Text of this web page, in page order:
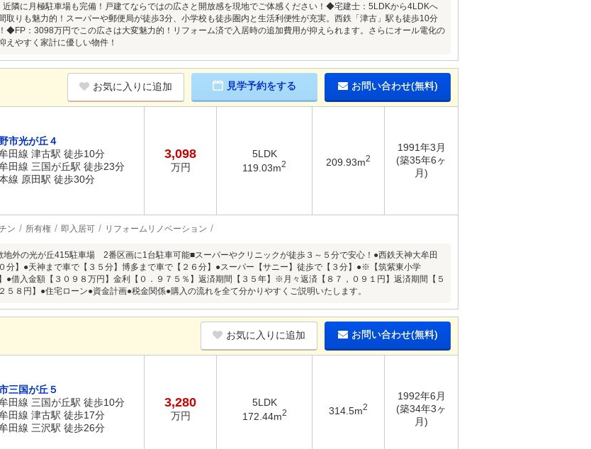
隣に月極駐車場も完備！戸建てならではの広さと開放感を現地でご体感ください！◆宅建士：5LDKから4LDKへ
取りも魅力的！スーパーや郵便局が徒歩3分、小学校も徒歩圏内と生活利便性が充実。西鉄「津古」駅も徒歩10分
◆FP：3098万円でこの広さは大変魅力的！リフォーム済で入居時の追加費用が抑えられます。さらにオール電化の
えやすく家計に優しい物件！
お気に入りに追加 見学予約をする お問い合わせ(無料)
市光が丘４
田線 津古駅 徒歩10分
田線 三国が丘駅 徒歩23分
線 原田駅 徒歩30分
3,098
万円
5LDK
119.03m2 209.93m2
1991年3月
(築35年6ヶ
月)
ン 所有権 即入居可 リフォームリノベーション
地外の光が丘415駐車場 2番区画に1台駐車可能■スーパーやクリニックが徒歩３～５分で安心！●西鉄天神大牟田
】●天神まで車で【３５分】博多まで車で【２６分】●スーパー【サニー】徒歩で【３分】●※【筑紫東小学
入金額【３０９８万円】金利【０．９７５％】返済期間【３５年】※月々返済【８７，０９１円】返済期間【５
５８円】●住宅ローン●資金計画●税金関係●購入の流れを全て分かりやすくご説明いたします。
お気に入りに追加 お問い合わせ(無料)
三国が丘５
田線 三国が丘駅 徒歩10分
田線 津古駅 徒歩17分
田線 三沢駅 徒歩26分
3,280
万円
5LDK
172.44m2 314.5m2
1992年6月
(築34年3ヶ
月)